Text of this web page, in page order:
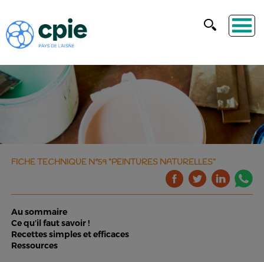
FICHE TECHNIQUE N°59 "PEINTURES NATURELLES"
Au sommaire
Ce qu’il faut savoir !
Recettes simples et efficaces
Ressources